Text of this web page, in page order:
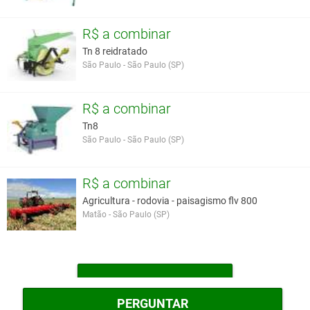
PERGUNTAR
kg 1600 kg 10 cv 3500 1400 kg 1700 kg 12,5 cv 3500 TIN 3 1700
Você assume toda a responsabilidade pela cotação deste item. Você acha que
este anúncio é contra a política de Agroads?Informar aqui
R$ a combinar
Tn 8 reidratado
São Paulo - São Paulo (SP)
R$ a combinar
Tn8
São Paulo - São Paulo (SP)
R$ a combinar
Agricultura - rodovia - paisagismo flv 800
Matão - São Paulo (SP)